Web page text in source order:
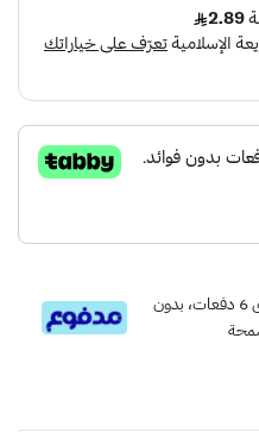
قسم دفعاتك بطريقة ميسرة إلى 4 وحتى 6 دفعات، بدون